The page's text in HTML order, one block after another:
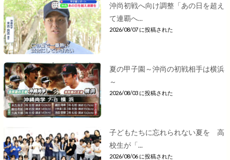
沖尚初戦へ向け調整「あの日を超え
て連覇へ...
2026/08/07 に投稿された
夏の甲子園～沖尚の初戦相手は横浜
～
2026/08/03 に投稿された
子どもたちに忘れられない夏を 高
校生が「...
2026/08/06 に投稿された